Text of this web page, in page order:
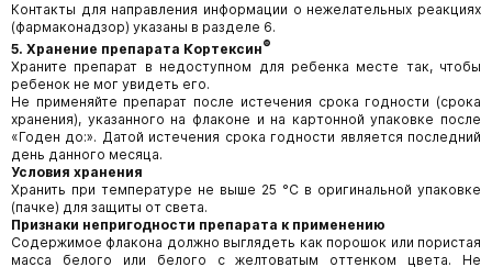
Контакты для направления информации о нежелательных реакциях
(фармаконадзор) указаны в разделе 6.
5. Хранение препарата Кортексин®
Храните препарат в недоступном для ребенка месте так, чтобы
ребенок не мог увидеть его.
Не применяйте препарат после истечения срока годности (срока
хранения), указанного на флаконе и на картонной упаковке после
«Годен до:». Датой истечения срока годности является последний
день данного месяца.
Условия хранения
Хранить при температуре не выше 25 °С в оригинальной упаковке
(пачке) для защиты от света.
Признаки непригодности препарата к применению
Содержимое флакона должно выглядеть как порошок или пористая
масса белого или белого с желтоватым оттенком цвета. Не